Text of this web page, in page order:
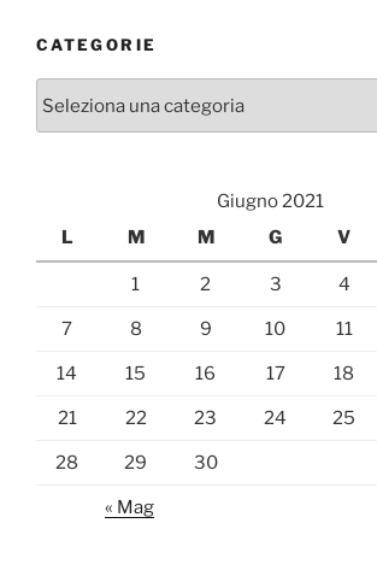
CATEGORIE
Giugno 2021
L
M M G V
1 2 3 4
7 8 9 10 11
14 15 16 17 18
21 22 23 24 25
28 29 30
« Mag